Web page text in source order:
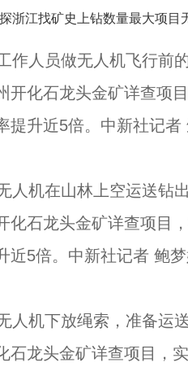
人员做无人机飞行前的
化石龙头金矿详查项
提升近5倍。中新社记者
机在山林上空运送钻出
化石龙头金矿详查项目
近5倍。中新社记者 鲍
机下放绳索，准备运送
龙头金矿详查项目，